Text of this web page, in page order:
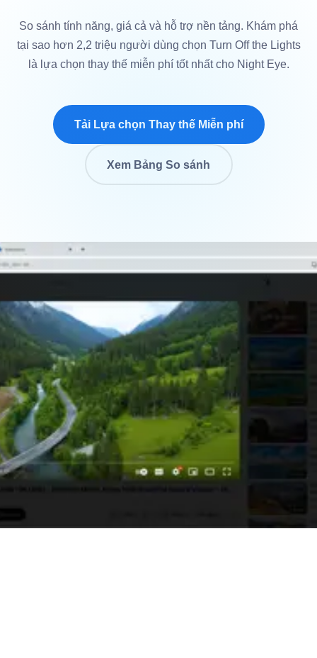
So sánh tính năng, giá cả và hỗ trợ nền tảng. Khám phá
tại sao hơn 2,2 triệu người dùng chọn Turn Off the Lights
là lựa chọn thay thế miễn phí tốt nhất cho Night Eye.
Tải Lựa chọn Thay thế Miễn phí
Xem Bảng So sánh